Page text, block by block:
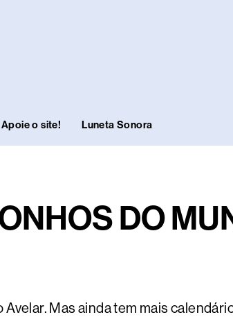
Apoie o site! Luneta Sonora
DO
Mas ainda tem mais